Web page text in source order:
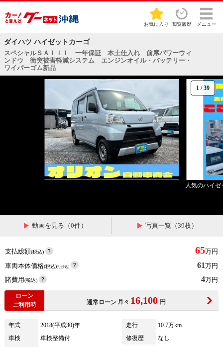
お気に入り 閲覧履歴 メニュー
ダイハツ ハイゼットカーゴ
スペシャルＳＡＩＩＩ 一年保証 本土仕入れ 前席パワーウィ
ンドウ 衝突被害軽減システム エンジンオイル・バッテリー・
ワイパーゴム新品
1 /39
人気のハイ
動画を見る（0件） 写真一覧（39枚）
支払総額(税込) 65万円
車両本体価格(税込)(リ済込) 61万円
諸費用(税込) 4万円
ローン
ご利用時
通常ローン 月々 16,100 円
年式 2018(平成30)年 走行
10.7万km
車検
車検整備付 修復歴
なし